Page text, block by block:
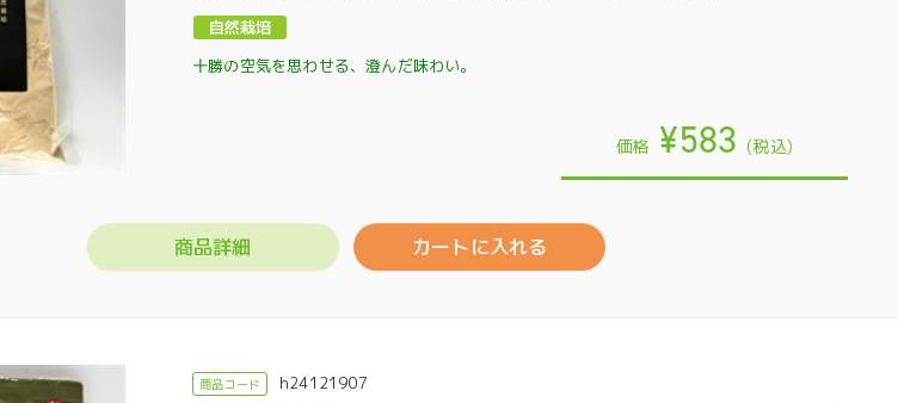
十勝の空気を思わせる、澄んだ味わい。
価格 ¥583 (税込)
商品詳細 カートに入れる
h24121907